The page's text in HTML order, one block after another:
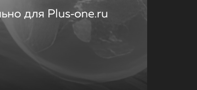
для Plus‑one.ru